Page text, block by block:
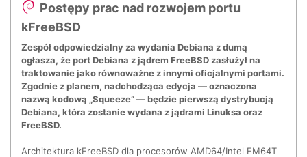
Postępy prac nad rozwojem portu
kFreeBSD
Zespół odpowiedzialny za wydania Debiana z dumą
ogłasza, że port Debiana z jądrem FreeBSD zasłużył na
traktowanie jako równoważne z innymi oficjalnymi portami.
Zgodnie z planem, nadchodząca edycja — oznaczona
nazwą kodową „Squeeze” — będzie pierwszą dystrybucją
Debiana, która zostanie wydana z jądrami Linuksa oraz
FreeBSD.
Architektura kFreeBSD dla procesorów AMD64/Intel EM64T